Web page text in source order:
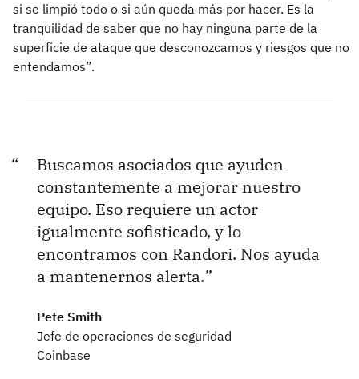
si se limpió todo o si aún queda más por hacer. Es la
tranquilidad de saber que no hay ninguna parte de la
superficie de ataque que desconozcamos y riesgos que no
entendamos”.
Buscamos asociados que ayuden
constantemente a mejorar nuestro
equipo. Eso requiere un actor
igualmente sofisticado, y lo
encontramos con Randori. Nos ayuda
a mantenernos alerta.
Pete Smith
Jefe de operaciones de seguridad
Coinbase